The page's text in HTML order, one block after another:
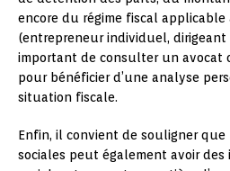
encore du régime fiscal applicable
(entrepreneur individuel, dirigeant
important de consulter un avocat
pour bénéficier d’une analyse
situation fiscale.
Enfin, il convient de souligner que
sociales peut également avoir